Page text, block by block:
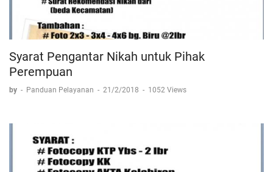
Syarat Pengantar Nikah untuk Pihak
Perempuan
by - Panduan Pelayanan - 21/2/2018 - 1052 Views